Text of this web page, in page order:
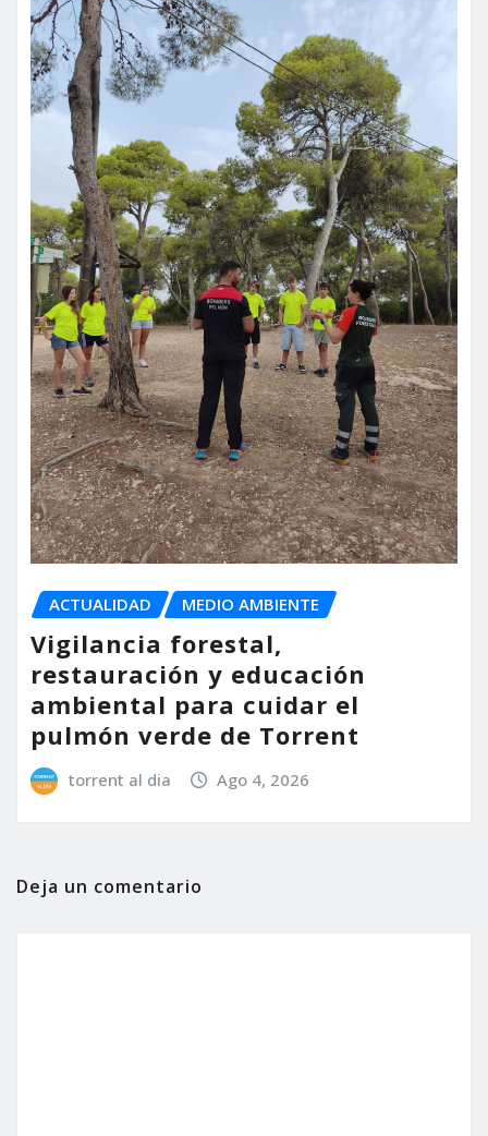
ACTUALIDAD MEDIO AMBIENTE
Vigilancia forestal,
restauración y educación
ambiental para cuidar el
pulmón verde de Torrent
torrent al dia Ago 4, 2026
Deja un comentario